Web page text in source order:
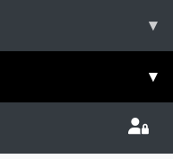
▾
▾